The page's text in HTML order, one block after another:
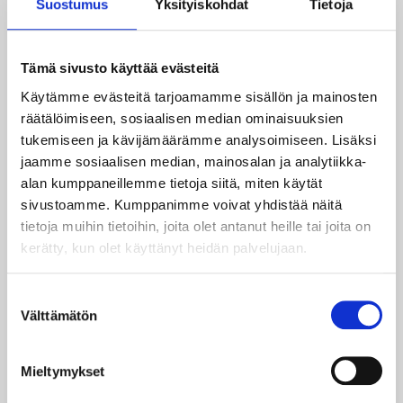
Suostumus Yksityiskohdat Tietoja
Tämä sivusto käyttää evästeitä
Käytämme evästeitä tarjoamamme sisällön ja mainosten
räätälöimiseen, sosiaalisen median ominaisuuksien
tukemiseen ja kävijämäärämme analysoimiseen. Lisäksi
jaamme sosiaalisen median, mainosalan ja analytiikka-
alan kumppaneillemme tietoja siitä, miten käytät
sivustoamme. Kumppanimme voivat yhdistää näitä
tietoja muihin tietoihin, joita olet antanut heille tai joita on
kerätty, kun olet käyttänyt heidän palvelujaan.
valinta
Välttämätön
Mieltymykset
Digitaaliset tallennukset
Digitaaliset tallenukset 10 – 30 € / tallenne
Tiedostojen siirto toiseen tallennuslaitteeseen.
Lopullinen hinta määräytyy tiedostojen koon
mukaan.
Hinnoittelu määräytyy käytetyn ajan mukaan. Joten